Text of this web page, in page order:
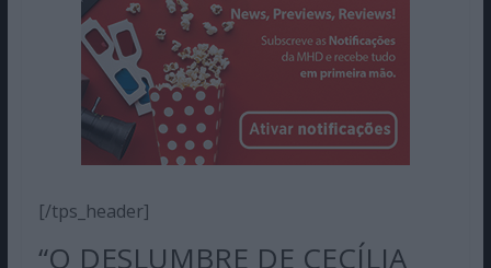
[/tps_header]
“O DESLUMBRE DE CECÍLIA